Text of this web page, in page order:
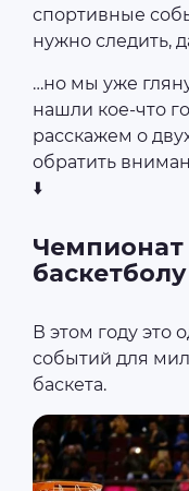
спортивные
нужно следить,
…но мы уже
нашли кое-что
расскажем о
обратить
⬇️
баскетболу
В этом году это
событий для
баскета.